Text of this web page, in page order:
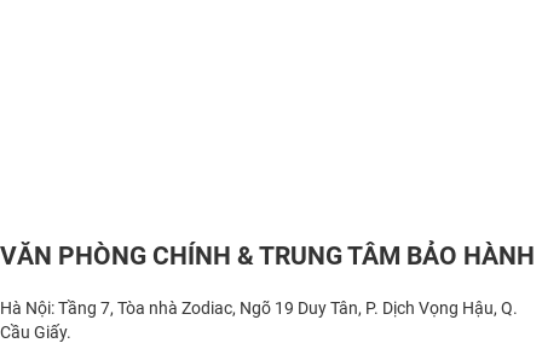
VĂN PHÒNG CHÍNH & TRUNG TÂM BẢO HÀNH
Hà Nội: Tầng 7, Tòa nhà Zodiac, Ngõ 19 Duy Tân, P. Dịch Vọng Hậu, Q.
Cầu Giấy.